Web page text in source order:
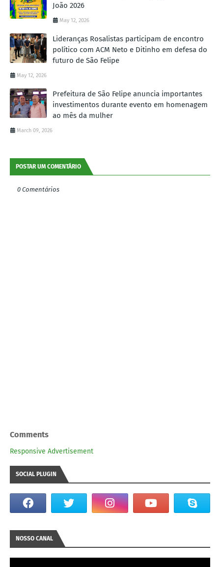
João 2026
May 12, 2026
Lideranças Rosalistas participam de encontro
político com ACM Neto e Ditinho em defesa do
futuro de São Felipe
May 12, 2026
Prefeitura de São Felipe anuncia importantes
investimentos durante evento em homenagem
ao mês da mulher
March 09, 2026
POSTAR UM COMENTÁRIO
0 Comentários
Comments
Responsive Advertisement
SOCIAL PLUGIN
NOSSO CANAL